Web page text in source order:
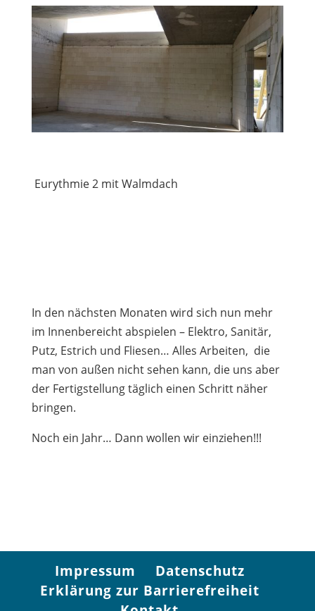
Eurythmie 2 mit Walmdach
In den nächsten Monaten wird sich nun mehr
im Innenbereicht abspielen – Elektro, Sanitär,
Putz, Estrich und Fliesen… Alles Arbeiten, die
man von außen nicht sehen kann, die uns aber
der Fertigstellung täglich einen Schritt näher
bringen.
Noch ein Jahr… Dann wollen wir einziehen!!!
Impressum
Datenschutz
Erklärung zur Barrierefreiheit